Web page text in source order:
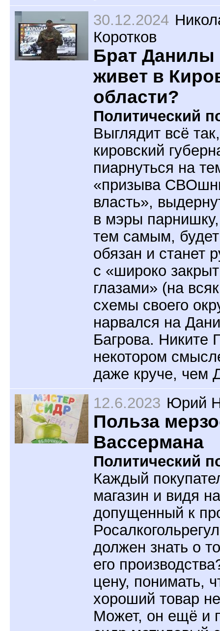
30.12.2024
Коротков
Брат Данилы
живет в
области?
Политический
Выглядит всё
кировский
пиарнуться на
«призыва
власть»,
в мэры
тем самым,
обязан и станет
с «широко
глазами» (на
схемы своего
нарвался на
Багрова. Никите
некотором
даже круче, чем
12.6.2023 Юрий
Польза
Вассермана
Политический
Каждый
магазин и видя
допущенный к
должен знать о
его
цену, понимать,
хороший товар
Может, он ещё и